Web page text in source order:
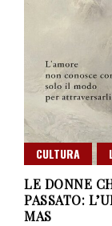
CULTURA
LE DONNE
PASSATO:
MAS